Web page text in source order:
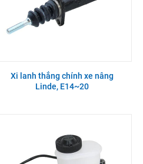
Xi lanh thắng chính xe nâng
Linde, E14~20